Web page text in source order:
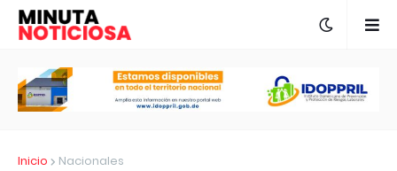
Inicio Nacionales